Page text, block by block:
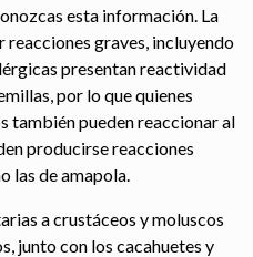
esta información. La
reacciones graves, incluyendo
presentan reactividad
por lo que quienes
también pueden reaccionar al
producirse reacciones
las de amapola.
a crustáceos y moluscos
junto con los cacahuetes y